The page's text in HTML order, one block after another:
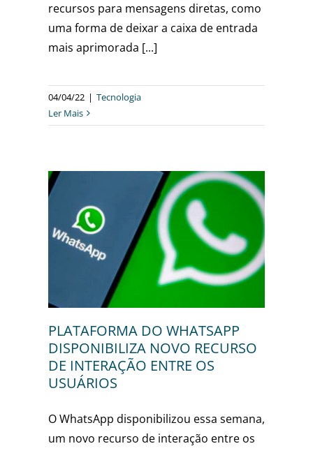
recursos para mensagens diretas, como
uma forma de deixar a caixa de entrada
mais aprimorada [...]
04/04/22 | Tecnologia
Ler Mais
PLATAFORMA DO WHATSAPP
DISPONIBILIZA NOVO RECURSO
DE INTERAÇÃO ENTRE OS
USUÁRIOS
O WhatsApp disponibilizou essa semana,
um novo recurso de interação entre os